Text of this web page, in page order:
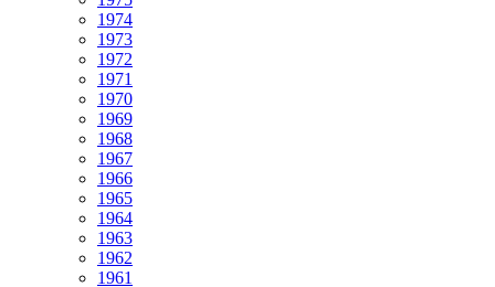
1974
1973
1972
1971
1970
1969
1968
1967
1966
1965
1964
1963
1962
1961